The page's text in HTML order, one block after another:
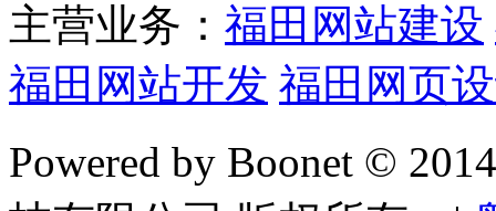
主营业务： 福田网站建设
福田网站开发 福田网页
Powered by Boonet ©